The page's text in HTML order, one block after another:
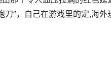
刀”，自己在游戏里的定,海